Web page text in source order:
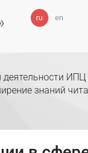
ru en
ИПЦ
знаний